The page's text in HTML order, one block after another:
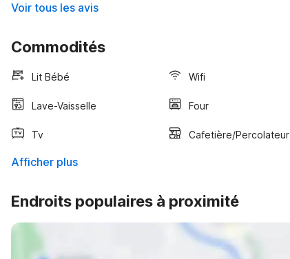
Voir tous les avis
Commodités
Lit Bébé Wifi
Lave-Vaisselle Four
Tv Cafetière/percolateur
Afficher plus
Endroits populaires à proximité